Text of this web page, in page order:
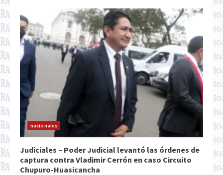
nacionales
Judiciales – Poder Judicial levantó las órdenes de
captura contra Vladimir Cerrón en caso Circuito
Chupuro-Huasicancha